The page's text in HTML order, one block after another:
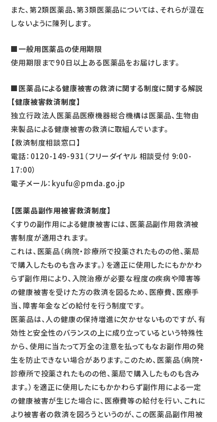
また、第2類医薬品、第3類医薬品については、それらが混在
しないように陳列します。
■一般用医薬品の使用期限
使用期限まで90日以上ある医薬品をお届けします。
■医薬品による健康被害の救済に関する制度に関する解説
【健康被害救済制度】
独立行政法人医薬品医療機器総合機構は医薬品、生物由
来製品による健康被害の救済に取組んでいます。
【救済制度相談窓口】
電話：0120-149-931（フリーダイヤル 相談受付 9:00-
17:00）
電子メール：kyufu@pmda.go.jp
【医薬品副作用被害救済制度】
くすりの副作用による健康被害には、医薬品副作用救済被
害制度が適用されます。
これは、医薬品（病院・診療所で投薬されたものの他、薬局
で購入したものも含みます。）を適正に使用したにもかかわ
らず副作用により、入院治療が必要な程度の疾病や障害等
の健康被害を受けた方の救済を図るため、医療費、医療手
当、障害年金などの給付を行う制度です。
医薬品は、人の健康の保持増進に欠かせないものですが、有
効性と安全性のバランスの上に成り立っているという特殊性
から、使用に当たって万全の注意を払ってもなお副作用の発
生を防止できない場合があります。このため、医薬品（病院・
診療所で投薬されたものの他、薬局で購入したものも含み
ます。）を適正に使用したにもかかわらず副作用による一定
の健康被害が生じた場合に、医療費等の給付を行い、これに
より被害者の救済を図ろうというのが、この医薬品副作用被